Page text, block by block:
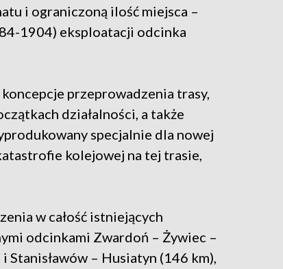
i ograniczoną ilość miejsca –
1904) eksploatacji odcinka
przeprowadzenia trasy,
działalności, a także
specjalnie dla nowej
kolejowej na tej trasie,
w całość istniejących
odcinkami Zwardoń – Żywiec –
Stanisławów – Husiatyn (146 km),